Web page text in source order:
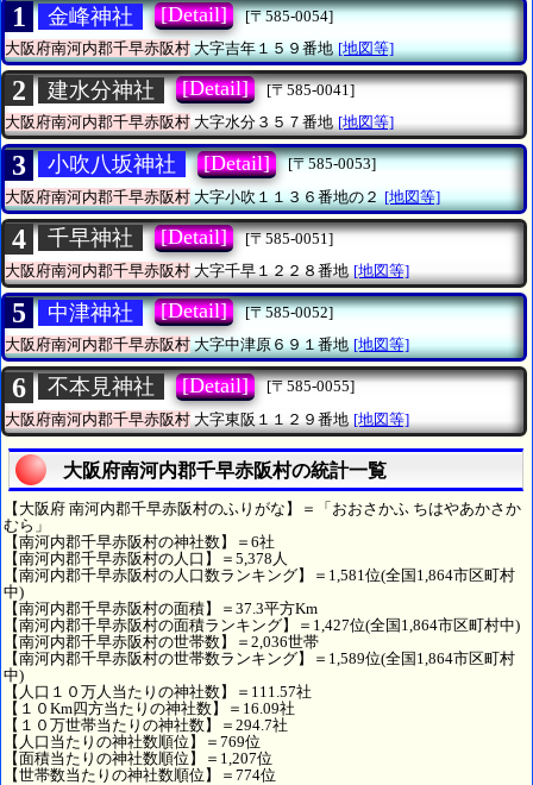
1 金峰神社 [Detail]
[〒585-0054]
大阪府南河内郡千早赤阪村大字吉年１５９番地 [地図等]
2 建水分神社 [Detail]
[〒585-0041]
大阪府南河内郡千早赤阪村大字水分３５７番地 [地図等]
3 小吹八坂神社 [Detail]
[〒585-0053]
大阪府南河内郡千早赤阪村大字小吹１１３６番地の２ [地図等]
4 千早神社 [Detail]
[〒585-0051]
大阪府南河内郡千早赤阪村 大字千早１２２８番地 [地図等]
5 中津神社 [Detail]
[〒585-0052]
大阪府南河内郡千早赤阪村大字中津原６９１番地 [地図等]
6 不本見神社 [Detail]
[〒585-0055]
大阪府南河内郡千早赤阪村 大字東阪１１２９番地 [地図等]
大阪府南河内郡千早赤阪村の統計一覧
【大阪府 南河内郡千早赤阪村のふりがな】＝「おおさかふ ちはやあかさか
むら」
【南河内郡千早赤阪村の神社数】＝6社
【南河内郡千早赤阪村の人口】＝5,378人
【南河内郡千早赤阪村の人口数ランキング】＝1,581位(全国1,864市区町村
中)
【南河内郡千早赤阪村の面積】＝37.3平方Km
【南河内郡千早赤阪村の面積ランキング】＝1,427位(全国1,864市区町村中)
【南河内郡千早赤阪村の世帯数】＝2,036世帯
【南河内郡千早赤阪村の世帯数ランキング】＝1,589位(全国1,864市区町村
中)
【人口１０万人当たりの神社数】＝111.57社
【１０Km四方当たりの神社数】＝16.09社
【１０万世帯当たりの神社数】＝294.7社
【人口当たりの神社数順位】＝769位
【面積当たりの神社数順位】＝1,207位
【世帯数当たりの神社数順位】＝774位